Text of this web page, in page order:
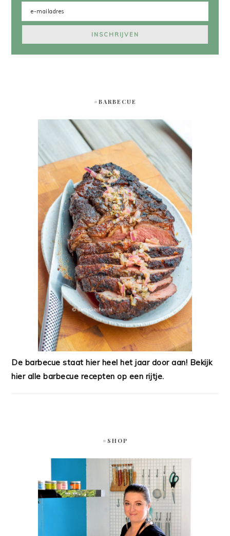
#BARBECUE
De barbecue staat hier heel het jaar door aan! Bekijk
hier alle barbecue recepten op een rijtje.
#SHOP